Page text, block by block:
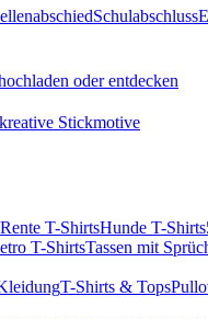
Schulabschluss
oder entdecken
Stickmotive
Rente T-ShirtsHunde T-Shirts
T-ShirtsTassen mit
T-Shirts & Tops